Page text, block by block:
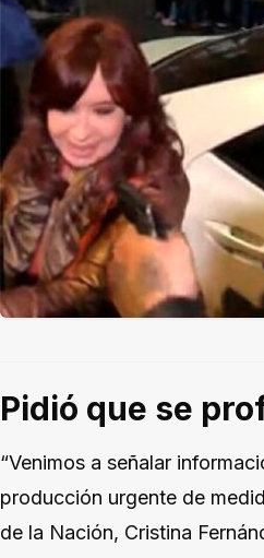
Pidió que se
“Venimos a señalar
producción urgente de
de la Nación, Cristina